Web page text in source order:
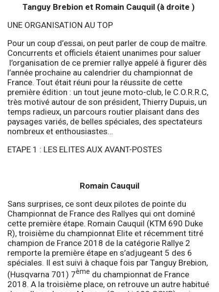
Tanguy Brebion et Romain Cauquil (à droite )
UNE ORGANISATION AU TOP
Pour un coup d’essai, on peut parler de coup de maître.
Concurrents et officiels étaient unanimes pour saluer
l’organisation de ce premier rallye appelé à figurer dès
l’année prochaine au calendrier du championnat de
France. Tout était réuni pour la réussite de cette
première édition : un tout jeune moto-club, le C.O.R.R.C,
très motivé autour de son président, Thierry Dupuis, un
temps radieux, un parcours routier plaisant dans des
paysages variés, de belles spéciales, des spectateurs
nombreux et enthousiastes…
ETAPE 1 : LES ELITES AUX AVANT-POSTES
Romain Cauquil
Sans surprises, ce sont deux pilotes de pointe du
Championnat de France des Rallyes qui ont dominé
cette première étape. Romain Cauquil (KTM 690 Duke
R), troisième du championnat Elite et récemment titré
champion de France 2018 de la catégorie Rallye 2
remporte la première étape en s’adjugeant 5 des 6
spéciales. Il est suivi à chaque fois par Tanguy Brebion,
(Husqvarna 701) 7ème du championnat de France
2018. A la troisième place, on retrouve un autre habitué